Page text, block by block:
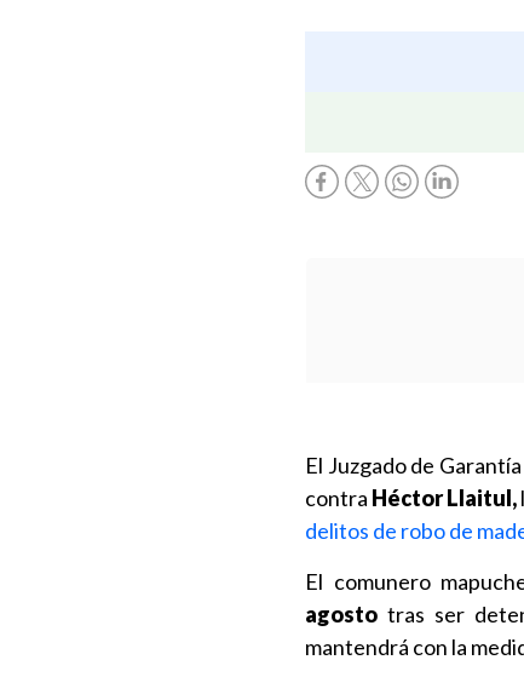
El Juzgado de
contra Héctor Llaitul,
delitos de robo de
El comunero
agosto tras ser
mantendrá con la